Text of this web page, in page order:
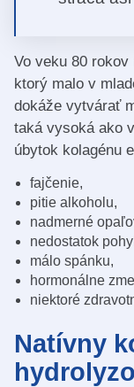
Vo veku 80
ktorý malo v
dokáže vytvárať
taká vysoká ako
úbytok kolagénu
fajčenie,
pitie alkoholu,
nadmerné
nedostatok
málo spánku,
hormonálne
niektoré
Natívny